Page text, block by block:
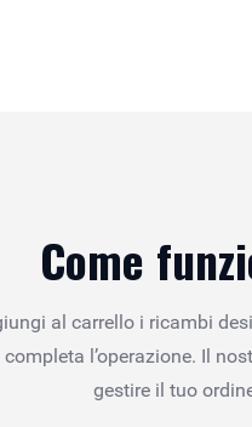
Come
al carrello i ricambi
l’operazione. Il
gestire il tuo